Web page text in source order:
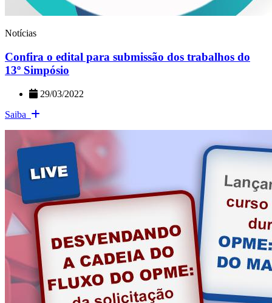
Notícias
Confira o edital para submissão dos trabalhos do
13º Simpósio
29/03/2022
Saiba